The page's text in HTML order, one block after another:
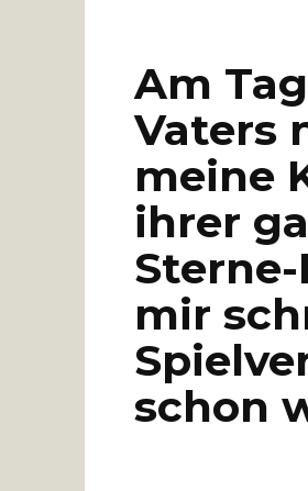
Am
Vaters
meine
ihrer
mir
schon